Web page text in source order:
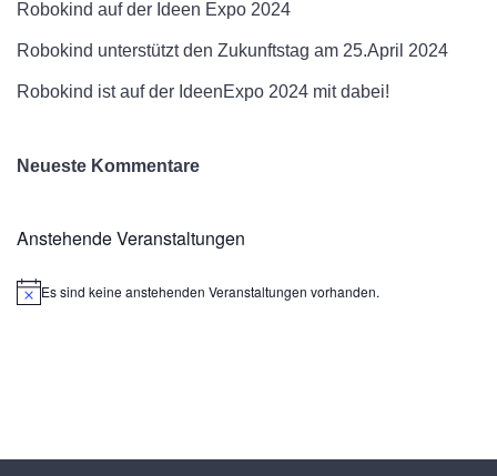
Robokind auf der Ideen Expo 2024
Robokind unterstützt den Zukunftstag am 25.April 2024
Robokind ist auf der IdeenExpo 2024 mit dabei!
Neueste Kommentare
Anstehende Veranstaltungen
HinweisEs sind keine anstehenden Veranstaltungen vorhanden.